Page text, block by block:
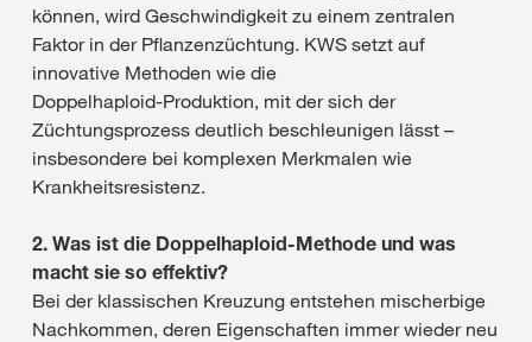
können, wird Geschwindigkeit zu einem zentralen
Faktor in der Pflanzenzüchtung. KWS setzt auf
innovative Methoden wie die
Doppelhaploid‑Produktion, mit der sich der
Züchtungsprozess deutlich beschleunigen lässt –
insbesondere bei komplexen Merkmalen wie
Krankheitsresistenz.
2. Was ist die Doppelhaploid‑Methode und was
macht sie so effektiv?
Bei der klassischen Kreuzung entstehen mischerbige
Nachkommen, deren Eigenschaften immer wieder neu